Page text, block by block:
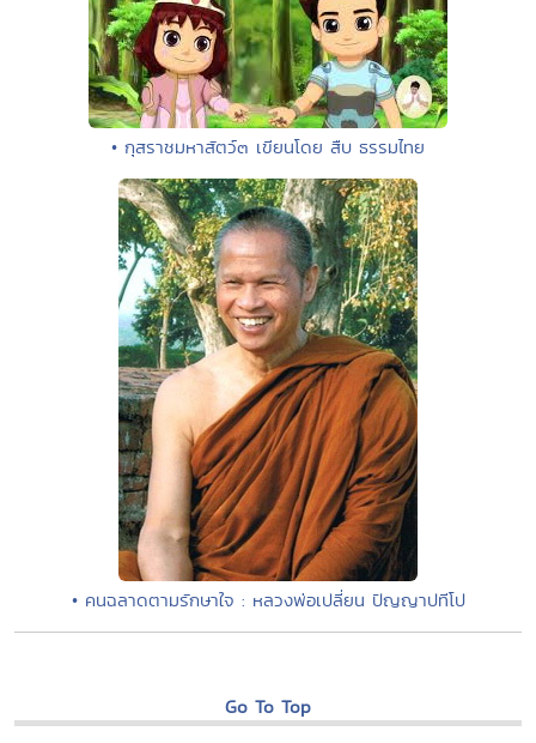
• กุสราชมหาสัตว์๓ เขียนโดย สืบ ธรรมไทย
• คนฉลาดตามรักษาใจ : หลวงพ่อเปลี่ยน ปัญญาปทีโป
Go To Top